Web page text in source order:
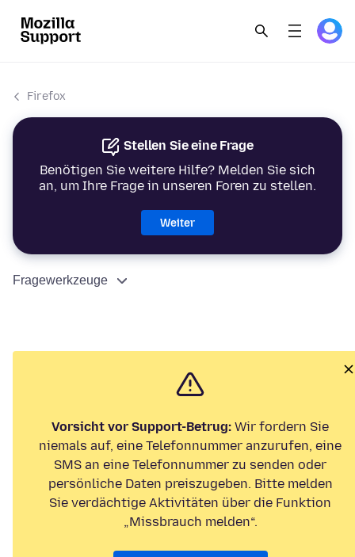
Firefox
Stellen Sie eine Frage
Benötigen Sie weitere Hilfe? Melden Sie sich
an, um Ihre Frage in unseren Foren zu stellen.
Weiter
Fragewerkzeuge
Vorsicht vor Support-Betrug: Wir fordern Sie
niemals auf, eine Telefonnummer anzurufen, eine
SMS an eine Telefonnummer zu senden oder
persönliche Daten preiszugeben. Bitte melden
Sie verdächtige Aktivitäten über die Funktion
„Missbrauch melden“.